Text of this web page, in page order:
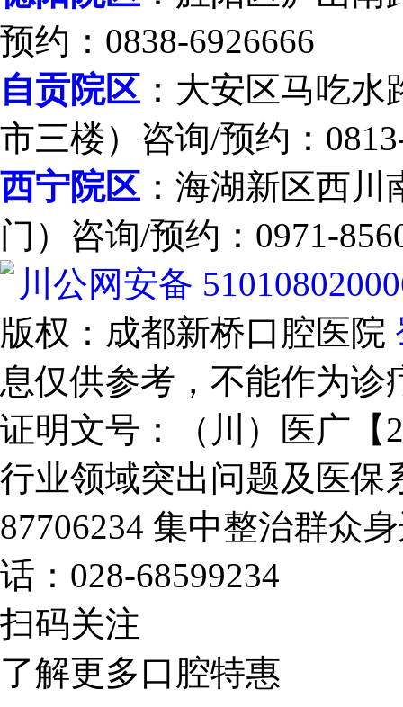
预约：0838-6926666
自贡院区 ：大安区马吃
市三楼）咨询/预约：
西宁院区 ：海湖新区西
门）咨询/预约：0971-
川公网安备
版权：成都新桥口腔医院
息仅供参考，不能作为
证明文号：（川）医广【
行业领域突出问题及医保
87706234 集中整治群众
话：028-68599234
扫码关注
了解更多口腔特惠